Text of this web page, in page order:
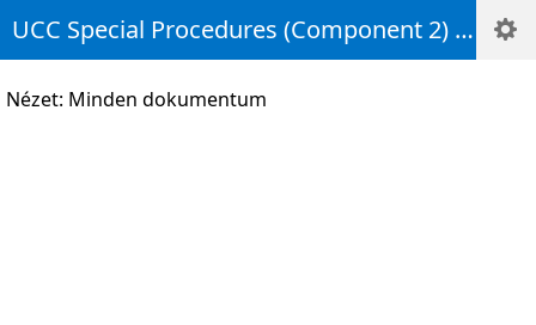
UCC Special Procedures (Component 2) National SP IMP
Nézet: Minden dokumentum